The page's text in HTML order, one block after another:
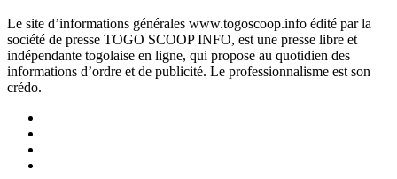
Le site d’informations générales www.togoscoop.info édité par la
société de presse TOGO SCOOP INFO, est une presse libre et
indépendante togolaise en ligne, qui propose au quotidien des
informations d’ordre et de publicité. Le professionnalisme est son
crédo.